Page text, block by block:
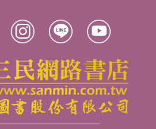
︻第八章︼交通建設 沒有紅綠燈的
、台中、台南之都會型捷運系統 一
建設計畫 看一條鐵路如何貫穿台灣
都市、鄉村的輸送帶｜推動﹁北宜
﹁老二﹂哲學｜推動﹁中二高﹂、
﹂著走｜推動﹁東西向快速道路﹂
發展條例，落實農地農用 再唱一曲
展條例﹀，落實農地農用 ︻第十
保險與福利制度 ﹁自助﹂迎接晚年